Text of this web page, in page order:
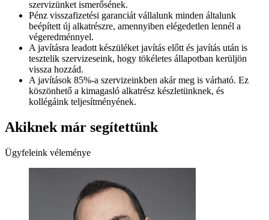
szervizünket ismerősének.
Pénz visszafizetési garanciát vállalunk minden általunk
beépített új alkatrészre, amennyiben elégedetlen lennél a
végeredménnyel.
A javításra leadott készüléket javítás előtt és javítás után is
tesztelik szervizeseink, hogy tökéletes állapotban kerüljön
vissza hozzád.
A javítások 85%-a szervizeinkben akár meg is várható. Ez
köszönhető a kimagasló alkatrész készletünknek, és
kollégáink teljesítményének.
Akiknek már segítettünk
Ügyfeleink véleménye